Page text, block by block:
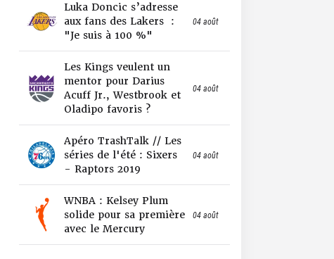
Luka Doncic s’adresse
aux fans des Lakers :
"Je suis à 100 %"
04 août
Les Kings veulent un
mentor pour Darius
Acuff Jr., Westbrook et
Oladipo favoris ?
04 août
Apéro TrashTalk // Les
séries de l'été : Sixers
- Raptors 2019
04 août
WNBA : Kelsey Plum
solide pour sa première
avec le Mercury
04 août